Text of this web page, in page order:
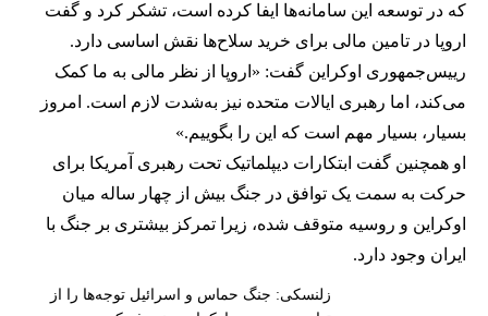
که در توسعه این سامانه‌ها ایفا کرده است، تشکر کرد و گفت
اروپا در تامین مالی برای خرید سلاح‌ها نقش اساسی دارد.
رییس‌جمهوری اوکراین گفت: «اروپا از نظر مالی به ما کمک
می‌کند، اما رهبری ایالات متحده نیز به‌شدت لازم است. امروز
بسیار، بسیار مهم است که این را بگوییم.»
او همچنین گفت ابتکارات دیپلماتیک تحت رهبری آمریکا برای
حرکت به سمت یک توافق در جنگ بیش از چهار ساله میان
اوکراین و روسیه متوقف شده، زیرا تمرکز بیشتری بر جنگ با
ایران وجود دارد.
زلنسکی: جنگ حماس و اسرائیل توجه‌ها را از